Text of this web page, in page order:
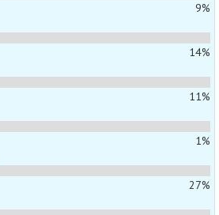
9%
14%
11%
1%
27%